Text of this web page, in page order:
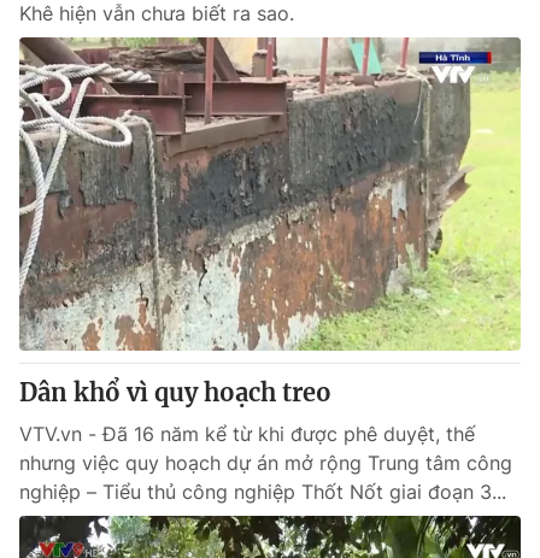
Khê hiện vẫn chưa biết ra sao.
Dân khổ vì quy hoạch treo
VTV.vn - Đã 16 năm kể từ khi được phê duyệt, thế
nhưng việc quy hoạch dự án mở rộng Trung tâm công
nghiệp – Tiểu thủ công nghiệp Thốt Nốt giai đoạn 3...